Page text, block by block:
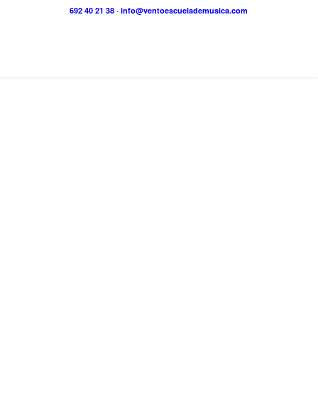
692 40 21 38 ·info@ventoescuelademusica.com